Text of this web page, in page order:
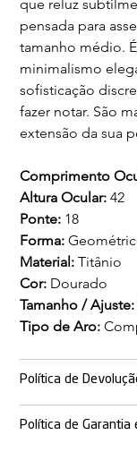
que reluz
pensada para
tamanho médio.
minimalismo
sofisticação
fazer notar. São
Comprimento
Altura Ocular: 42
Ponte: 18
Forma:
Material: Titânio
Cor: Dourado
Tamanho / Ajuste:
Tipo de Aro:
Política de
Política de Garantia